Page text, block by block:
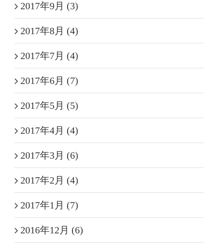
2017年9月 (3)
2017年8月 (4)
2017年7月 (4)
2017年6月 (7)
2017年5月 (5)
2017年4月 (4)
2017年3月 (6)
2017年2月 (4)
2017年1月 (7)
2016年12月 (6)